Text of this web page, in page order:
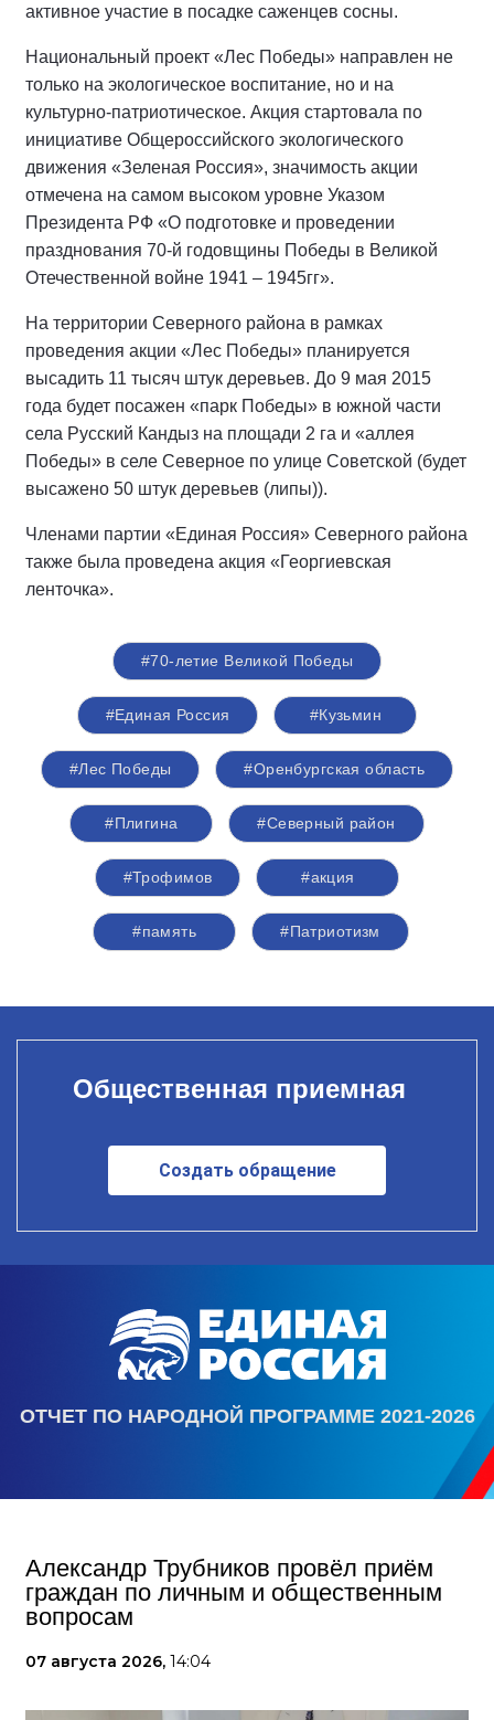
активное участие в посадке саженцев сосны.
Национальный проект «Лес Победы» направлен не
только на экологическое воспитание, но и на
культурно-патриотическое. Акция стартовала по
инициативе Общероссийского экологического
движения «Зеленая Россия», значимость акции
отмечена на самом высоком уровне Указом
Президента РФ «О подготовке и проведении
празднования 70-й годовщины Победы в Великой
Отечественной войне 1941 – 1945гг».
На территории Северного района в рамках
проведения акции «Лес Победы» планируется
высадить 11 тысяч штук деревьев. До 9 мая 2015
года будет посажен «парк Победы» в южной части
села Русский Кандыз на площади 2 га и «аллея
Победы» в селе Северное по улице Советской (будет
высажено 50 штук деревьев (липы)).
Членами партии «Единая Россия» Северного района
также была проведена акция «Георгиевская
ленточка».
#70-летие Великой Победы
#Единая Россия #Кузьмин
#Лес Победы #Оренбургская область
#Плигина #Северный район
#Трофимов #акция
#память #Патриотизм
Общественная приемная
Создать обращение
ОТЧЕТ ПО НАРОДНОЙ ПРОГРАММЕ 2021-2026
Александр Трубников провёл приём
граждан по личным и общественным
вопросам
07 августа 2026, 14:04